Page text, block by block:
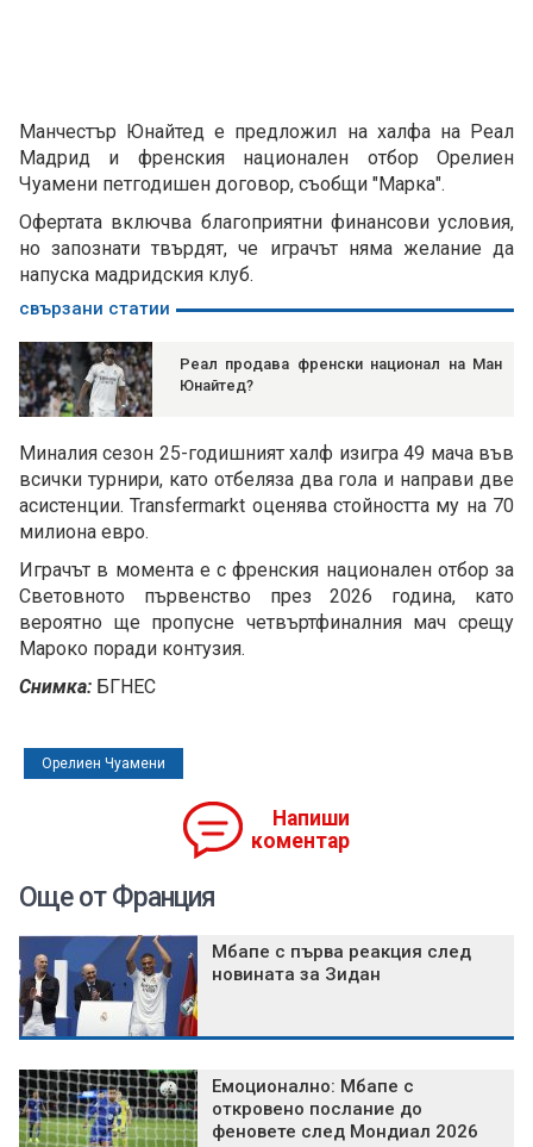
Манчестър Юнайтед е предложил на халфа на Реал
Мадрид и френския национален отбор Орелиен
Чуамени петгодишен договор, съобщи "Марка".
Офертата включва благоприятни финансови условия,
но запознати твърдят, че играчът няма желание да
напуска мадридския клуб.
свързани статии
Реал продава френски национал на Ман
Юнайтед?
Миналия сезон 25-годишният халф изигра 49 мача във
всички турнири, като отбеляза два гола и направи две
асистенции. Transfermarkt оценява стойността му на 70
милиона евро.
Играчът в момента е с френския национален отбор за
Световното първенство през 2026 година, като
вероятно ще пропусне четвъртфиналния мач срещу
Мароко поради контузия.
Снимка: БГНЕС
Орелиен Чуамени
Напиши
коментар
Още от Франция
Мбапе с първа реакция след
новината за Зидан
Емоционално: Мбапе с
откровено послание до
феновете след Мондиал 2026